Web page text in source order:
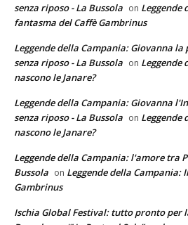
senza riposo - La Bussola on Leggende
fantasma del Caffè Gambrinus
Leggende della Campania: Giovanna la
senza riposo - La Bussola on Leggende
nascono le Janare?
Leggende della Campania: Giovanna
senza riposo - La Bussola on Leggende
nascono le Janare?
Leggende della Campania: l'amore tra
Bussola on Leggende della Campania:
Gambrinus
Ischia Global Festival: tutto pronto per